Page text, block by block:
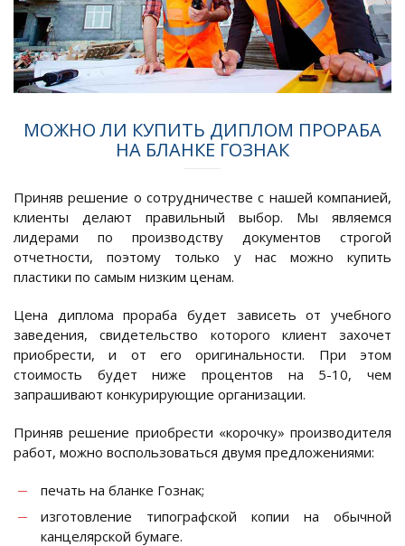
МОЖНО ЛИ КУПИТЬ ДИПЛОМ ПРОРАБА
НА БЛАНКЕ ГОЗНАК
Приняв решение о сотрудничестве с нашей компанией,
клиенты делают правильный выбор. Мы являемся
лидерами по производству документов строгой
отчетности, поэтому только у нас можно купить
пластики по самым низким ценам.
Цена диплома прораба будет зависеть от учебного
заведения, свидетельство которого клиент захочет
приобрести, и от его оригинальности. При этом
стоимость будет ниже процентов на 5-10, чем
запрашивают конкурирующие организации.
Приняв решение приобрести «корочку» производителя
работ, можно воспользоваться двумя предложениями:
печать на бланке Гознак;
изготовление типографской копии на обычной
канцелярской бумаге.